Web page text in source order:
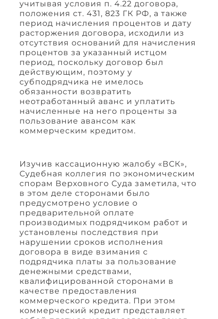
учитывая условия п. 4.22 договора,
положения ст. 431, 823 ГК РФ, а также
период начисления процентов и дату
расторжения договора, исходили из
отсутствия оснований для начисления
процентов за указанный истцом
период, поскольку договор был
действующим, поэтому у
субподрядчика не имелось
обязанности возвратить
неотработанный аванс и уплатить
начисленные на него проценты за
пользование авансом как
коммерческим кредитом.
Изучив кассационную жалобу «ВСК»,
Судебная коллегия по экономическим
спорам Верховного Суда заметила, что
в этом деле сторонами было
предусмотрено условие о
предварительной оплате
производимых подрядчиком работ и
установлены последствия при
нарушении сроков исполнения
договора в виде взимания с
подрядчика платы за пользование
денежными средствами,
квалифицированной сторонами в
качестве предоставления
коммерческого кредита. При этом
коммерческий кредит представляет